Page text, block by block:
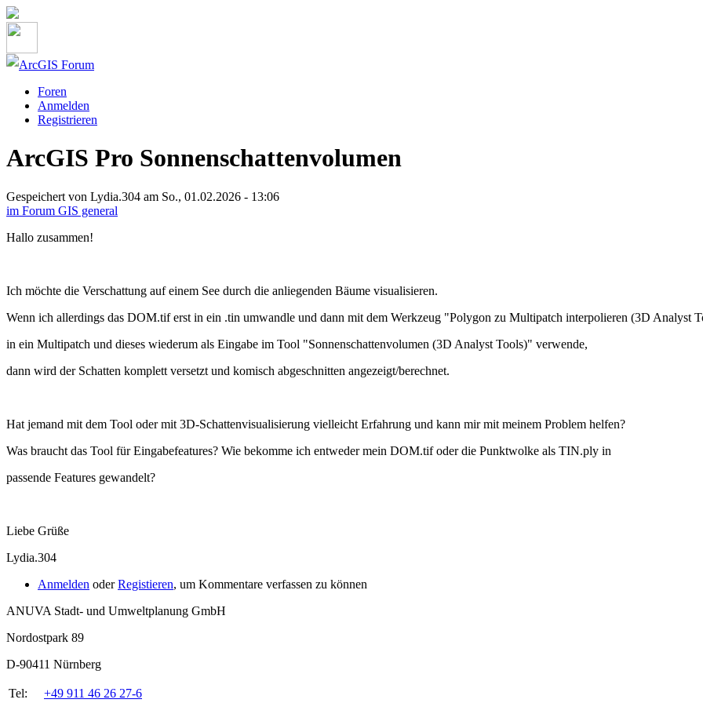
Direkt
zum
ArcGIS Forum
Hauptnavigation
Foren
Anmelden
Registrieren
ArcGIS Pro Sonnenschattenvolumen
Gespeichert von Lydia.304 am So., 01.02.2026 - 13:06
im Forum GIS general
Hallo zusammen!
Ich möchte die Verschattung auf einem See durch die anliegenden Bäume visualisieren.
Wenn ich allerdings das DOM.tif erst in ein .tin umwandle und dann mit dem Werkzeug "Polygon zu Multipatch interpolieren (3D Analyst
in ein Multipatch und dieses wiederum als Eingabe im Tool "Sonnenschattenvolumen (3D Analyst Tools)" verwende,
dann wird der Schatten komplett versetzt und komisch abgeschnitten angezeigt/berechnet.
Hat jemand mit dem Tool oder mit 3D-Schattenvisualisierung vielleicht Erfahrung und kann mir mit meinem Problem helfen?
Was braucht das Tool für Eingabefeatures? Wie bekomme ich entweder mein DOM.tif oder die Punktwolke als TIN.ply in
passende Features gewandelt?
Liebe Grüße
Lydia.304
Anmelden oderRegistieren, um Kommentare verfassen zu können
ANUVA Stadt- und Umweltplanung GmbH
Nordostpark 89
D-90411 Nürnberg
Tel: +49 911 46 26 27-6